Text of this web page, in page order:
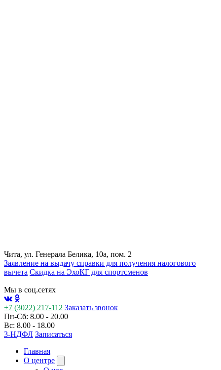
Чита, ул. Генерала Белика, 10а, пом. 2
Заявление на выдачу справки для получения налогового
вычета Cкидка на ЭхоКГ для спортсменов
Мы в соц.сетях
+7 (3022) 217-112 Заказать звонок
Пн-Сб: 8.00 - 20.00
Вс: 8.00 - 18.00
3-НДФЛ Записаться
Главная
О центре